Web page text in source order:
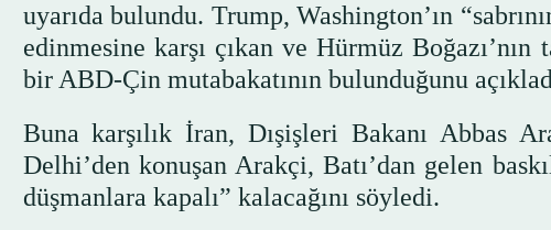
uyarıda bulundu. Trump, Washington’ın
edinmesine karşı çıkan ve Hürmüz Boğazı’nın
bir ABD-Çin mutabakatının bulunduğunu
Buna karşılık İran, Dışişleri Bakanı Abbas
Delhi’den konuşan Arakçi, Batı’dan gelen
düşmanlara kapalı” kalacağını söyledi.